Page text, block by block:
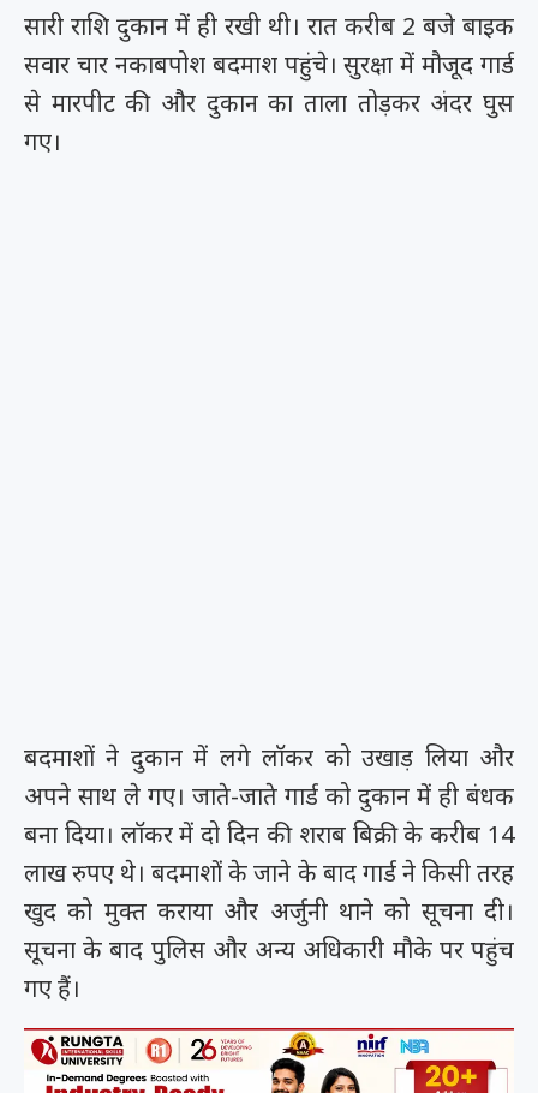
सारी राशि दुकान में ही रखी थी। रात करीब 2 बजे बाइक
सवार चार नकाबपोश बदमाश पहुंचे। सुरक्षा में मौजूद गार्ड
से मारपीट की और दुकान का ताला तोड़कर अंदर घुस
गए।
बदमाशों ने दुकान में लगे लॉकर को उखाड़ लिया और
अपने साथ ले गए। जाते-जाते गार्ड को दुकान में ही बंधक
बना दिया। लॉकर में दो दिन की शराब बिक्री के करीब 14
लाख रुपए थे। बदमाशों के जाने के बाद गार्ड ने किसी तरह
खुद को मुक्त कराया और अर्जुनी थाने को सूचना दी।
सूचना के बाद पुलिस और अन्य अधिकारी मौके पर पहुंच
गए हैं।